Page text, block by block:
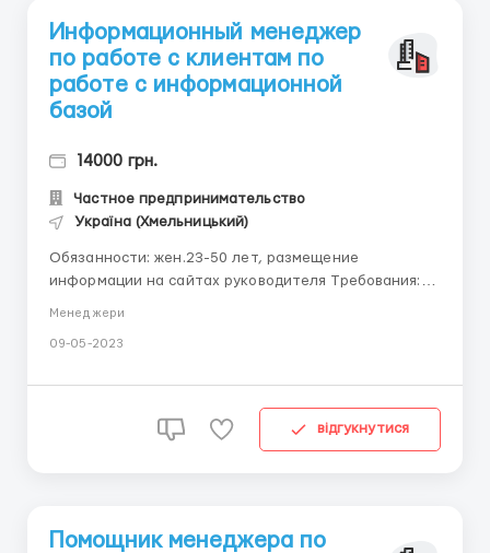
Информационный менеджер
по работе с клиентам по
работе с информационной
базой
14000 грн.
Частное предпринимательство
Україна (Хмельницький)
Обязанности: жен.23-50 лет, размещение
информации на сайтах руководителя Требования:
Менеджери
09-05-2023
відгукнутися
Помощник менеджера по